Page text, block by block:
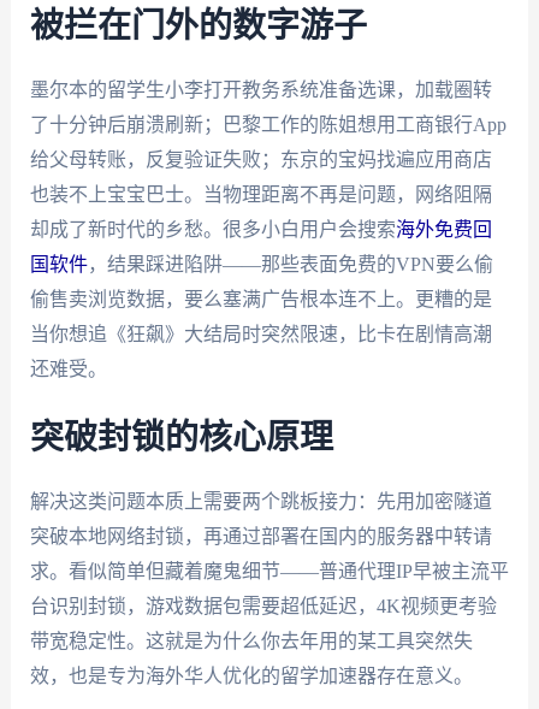
被拦在门外的数字游子
墨尔本的留学生小李打开教务系统准备选课，加载圈转
了十分钟后崩溃刷新；巴黎工作的陈姐想用工商银行App
给父母转账，反复验证失败；东京的宝妈找遍应用商店
也装不上宝宝巴士。当物理距离不再是问题，网络阻隔
却成了新时代的乡愁。很多小白用户会搜索海外免费回
国软件，结果踩进陷阱——那些表面免费的VPN要么偷
偷售卖浏览数据，要么塞满广告根本连不上。更糟的是
当你想追《狂飙》大结局时突然限速，比卡在剧情高潮
还难受。
突破封锁的核心原理
解决这类问题本质上需要两个跳板接力：先用加密隧道
突破本地网络封锁，再通过部署在国内的服务器中转请
求。看似简单但藏着魔鬼细节——普通代理IP早被主流平
台识别封锁，游戏数据包需要超低延迟，4K视频更考验
带宽稳定性。这就是为什么你去年用的某工具突然失
效，也是专为海外华人优化的留学加速器存在意义。